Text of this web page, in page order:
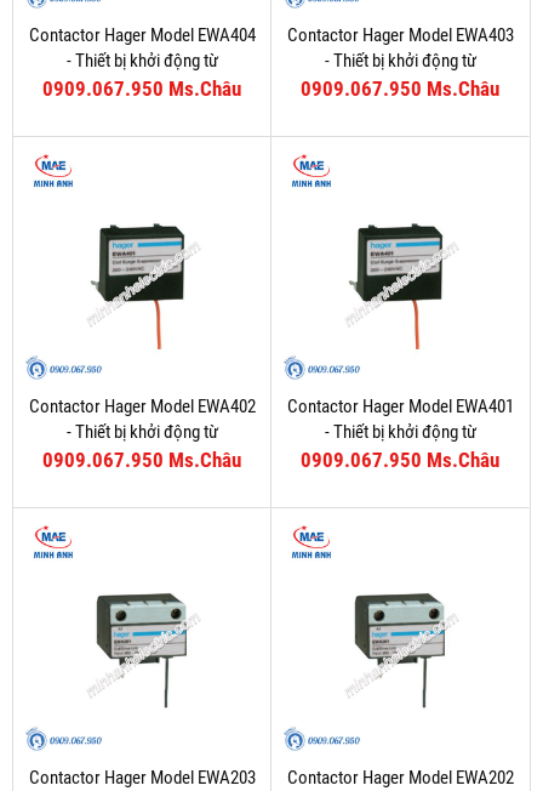
Contactor Hager Model EWA404
- Thiết bị khởi động từ
0909.067.950 Ms.Châu
Contactor Hager Model EWA403
- Thiết bị khởi động từ
0909.067.950 Ms.Châu
Contactor Hager Model EWA402
- Thiết bị khởi động từ
0909.067.950 Ms.Châu
Contactor Hager Model EWA401
- Thiết bị khởi động từ
0909.067.950 Ms.Châu
Contactor Hager Model EWA203
Contactor Hager Model EWA202